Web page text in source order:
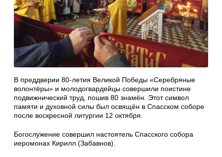
В преддверии 80-летия Великой Победы «Серебряные
волонтёры» и молодогвардейцы совершили поистине
подвижнический труд, пошив 80 знамён. Этот символ
памяти и духовной силы был освящён в Спасском соборе
после воскресной литургии 12 октября.
Богослужение совершил настоятель Спасского собора
иеромонах Кирилл (Забавнов).